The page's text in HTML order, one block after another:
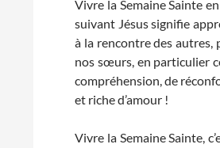
Vivre la Semaine Sainte
suivant Jésus signifie
à la rencontre des autres,
nos sœurs, en particulier
compréhension, de
et riche d’amour !
Vivre la Semaine Sainte,